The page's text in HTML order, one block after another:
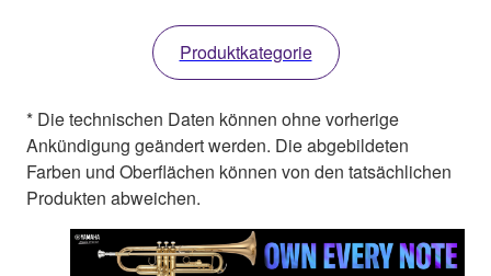
Produktkategorie
* Die technischen Daten können ohne vorherige
Ankündigung geändert werden. Die abgebildeten
Farben und Oberflächen können von den tatsächlichen
Produkten abweichen.